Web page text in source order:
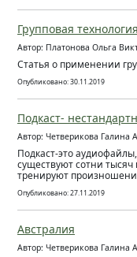
Групповая
Автор: Платонова Ольга
Статья о применении
Опубликовано: 30.11.2019
Подкаст-
Автор: Четверикова Галина
Подкаст-это
существуют сотни тысяч
тренируют
Опубликовано: 27.11.2019
Австралия
Автор: Четверикова Галина